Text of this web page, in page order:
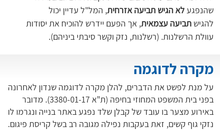
שהנפגע לא הגיש תביעה אזרחית, המל"ל עדיין יכול
להגיש תביעה עצמאית, אך הפעם יידרש להוכיח את יסודות
עוולת הרשלנות. (רשלנות, נזק וקשר סיבתי ביניהם).
על מנת לפשט את הדברים, להלן מקרה לדוגמה שנדון לאחרונה
בפני בית המשפט המחוזי בחיפה (ת"א 3380-01-17). מדובר
באירוע מצער בו עובד של קבלן שלד נפגע באתר בנייה ונגרמו לו
נזקי גוף קשים, זאת בעקבות נפילה מגובה רב בשל קריסת פיגום.
מקרה לדוגמה